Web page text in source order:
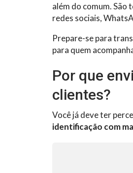
além do comum. São
redes sociais,
Prepare-se para
para quem
Por que
clientes?
Você já deve ter
identificação com